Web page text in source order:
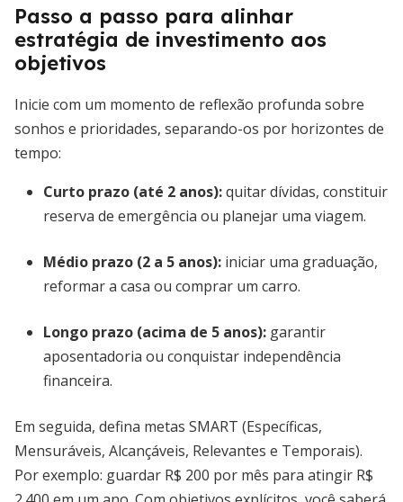
Passo a passo para alinhar
estratégia de investimento aos
objetivos
Inicie com um momento de reflexão profunda sobre
sonhos e prioridades, separando-os por horizontes de
tempo:
Curto prazo (até 2 anos):quitar dívidas, constituir
reserva de emergência ou planejar uma viagem.
Médio prazo (2 a 5 anos): iniciar uma graduação,
reformar a casa ou comprar um carro.
Longo prazo (acima de 5 anos): garantir
aposentadoria ou conquistar independência
financeira.
Em seguida, defina metas SMART (Específicas,
Mensuráveis, Alcançáveis, Relevantes e Temporais).
Por exemplo: guardar R$ 200 por mês para atingir R$